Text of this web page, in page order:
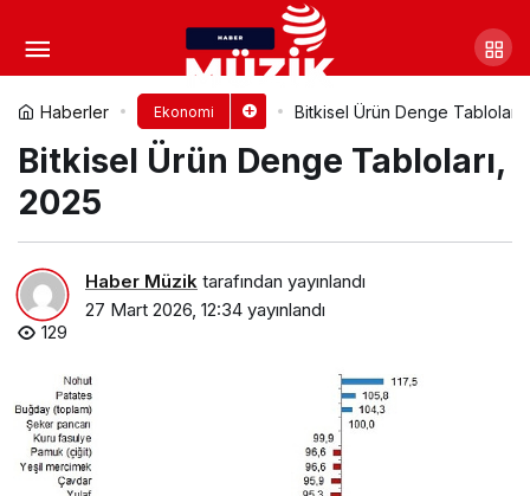
Haberler Ekonomi Bitkisel Ürün Denge
Bitkisel Ürün Denge Tabloları,
2025
Haber Müzik tarafından yayınlandı
27 Mart 2026, 12:34 yayınlandı
129
Gençler Kariyer Yolculuğu İçin
Efes Tarlası Yaşam Köyü’nde Buluştu
Yorum Yap